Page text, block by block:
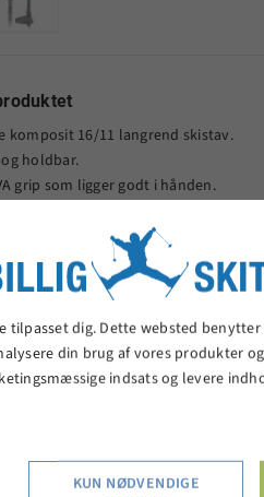
komposit 16/11 langrend skistav.
holdbar.
grip som ligger godt i hånden.
sæt- vælg "1" i antal, ogdu får leveret
tilpasset dig. Dette websted
din brug af vores produkter
indsats og levere
KUN NØDVENDIGE